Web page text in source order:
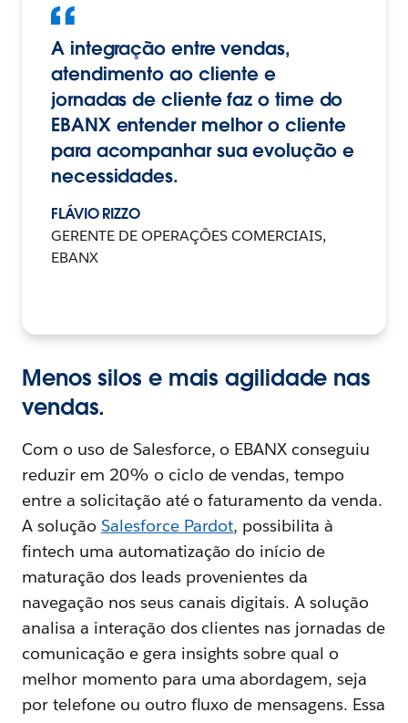
A integração entre vendas,
atendimento ao cliente e
jornadas de cliente faz o time do
EBANX entender melhor o cliente
para acompanhar sua evolução e
necessidades.
FLÁVIO RIZZO
GERENTE DE OPERAÇÕES COMERCIAIS,
EBANX
Menos silos e mais agilidade nas
vendas.
Com o uso de Salesforce, o EBANX conseguiu
reduzir em 20% o ciclo de vendas, tempo
entre a solicitação até o faturamento da venda.
A solução Salesforce Pardot, possibilita à
fintech uma automatização do início de
maturação dos leads provenientes da
navegação nos seus canais digitais. A solução
analisa a interação dos clientes nas jornadas de
comunicação e gera insights sobre qual o
melhor momento para uma abordagem, seja
por telefone ou outro fluxo de mensagens. Essa